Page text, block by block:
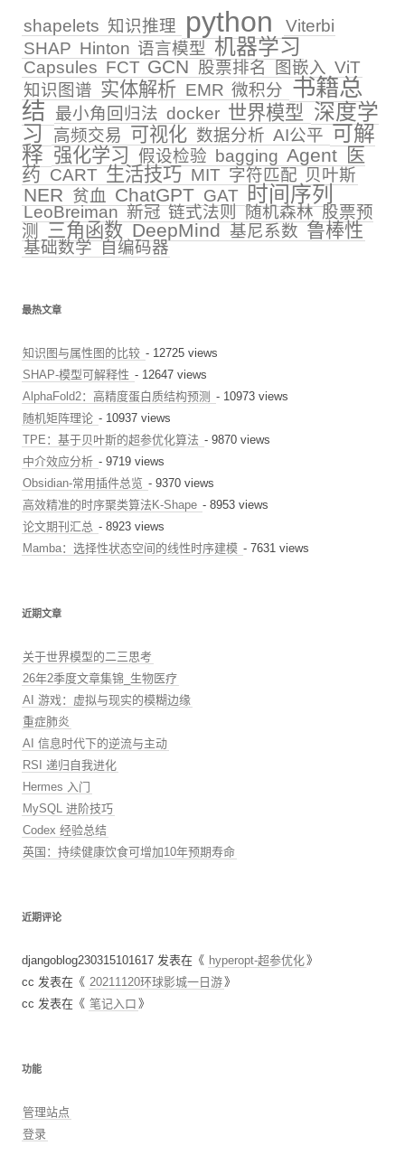
shapelets 知识推理 python
Viterbi
SHAP Hinton 语言模型 机器学习
Capsules FCT GCN 股票排名 图嵌入 ViT
知识图谱 实体解析 EMR 微积分 书籍总
结
最小角回归法 docker 世界模型
深度学
习 高频交易 可视化 数据分析 AI公平 可解
释 强化学习 假设检验 bagging Agent
医
药 CART 生活技巧 MIT 字符匹配 贝叶斯
NER 贫血 ChatGPT GAT 时间序列
LeoBreiman新冠链式法则随机森林股票预
测
三角函数 DeepMind 基尼系数 鲁棒性
基础数学自编码器
最热文章
知识图与属性图的比较 - 12725 views
SHAP-模型可解释性 - 12647 views
AlphaFold2：高精度蛋白质结构预测 - 10973 views
随机矩阵理论 - 10937 views
TPE：基于贝叶斯的超参优化算法 - 9870 views
中介效应分析 - 9719 views
Obsidian-常用插件总览 - 9370 views
高效精准的时序聚类算法K-Shape - 8953 views
论文期刊汇总 - 8923 views
Mamba：选择性状态空间的线性时序建模 - 7631 views
近期文章
关于世界模型的二三思考
26年2季度文章集锦_生物医疗
AI 游戏：虚拟与现实的模糊边缘
重症肺炎
AI 信息时代下的逆流与主动
RSI 递归自我进化
Hermes 入门
MySQL 进阶技巧
Codex 经验总结
英国：持续健康饮食可增加10年预期寿命
近期评论
djangoblog230315101617 发表在《 hyperopt-超参优化 》
cc 发表在《 20211120环球影城一日游 》
cc 发表在《 笔记入口 》
功能
管理站点
登录